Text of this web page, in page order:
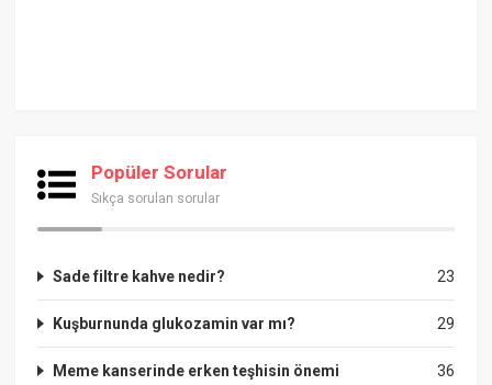
Popüler Sorular
Sıkça sorulan sorular
23
Sade filtre kahve nedir?
29
Kuşburnunda glukozamin var mı?
36
Meme kanserinde erken teşhisin önemi